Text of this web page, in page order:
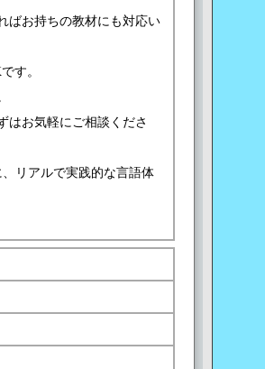
ばお持ちの教材にも対応い
す。
はお気軽にご相談くださ
リアルで実践的な言語体